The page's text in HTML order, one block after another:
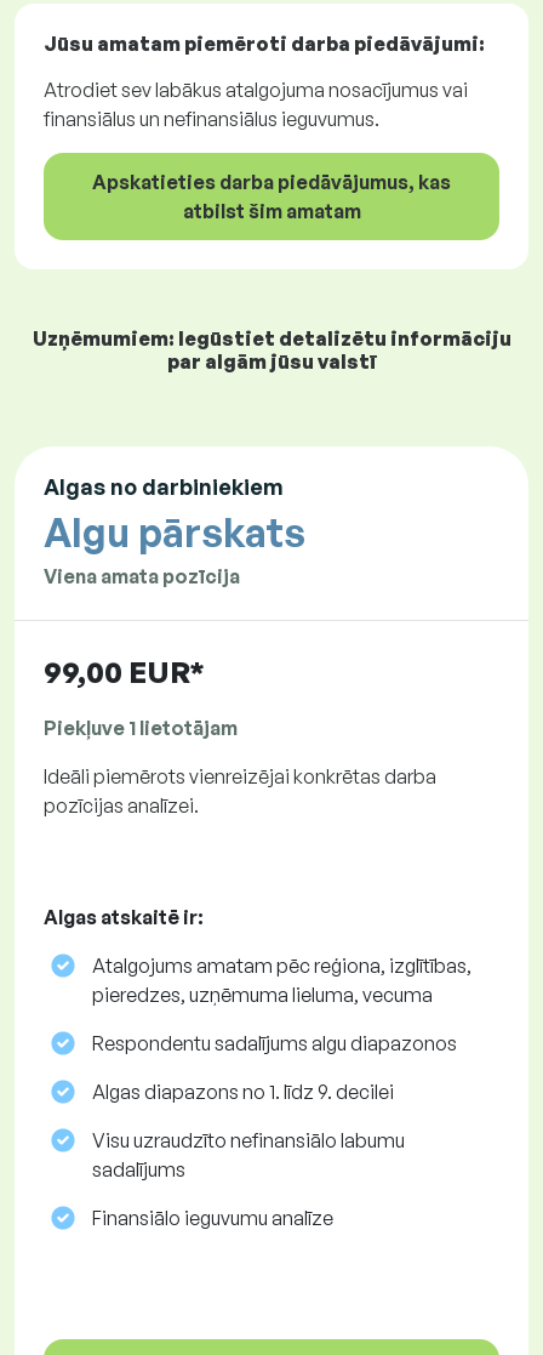
Jūsu amatam piemēroti darba piedāvājumi:
Atrodiet sev labākus atalgojuma nosacījumus vai
finansiālus un nefinansiālus ieguvumus.
Apskatieties darba piedāvājumus, kas
atbilst šim amatam
Uzņēmumiem: Iegūstiet detalizētu informāciju
par algām jūsu valstī
Algas no darbiniekiem
Algu pārskats
Viena amata pozīcija
99,00 EUR*
Piekļuve 1 lietotājam
Ideāli piemērots vienreizējai konkrētas darba
pozīcijas analīzei.
Algas atskaitē ir:
Atalgojums amatam pēc reģiona, izglītības,
pieredzes, uzņēmuma lieluma, vecuma
Respondentu sadalījums algu diapazonos
Algas diapazons no 1. līdz 9. decilei
Visu uzraudzīto nefinansiālo labumu
sadalījums
Finansiālo ieguvumu analīze